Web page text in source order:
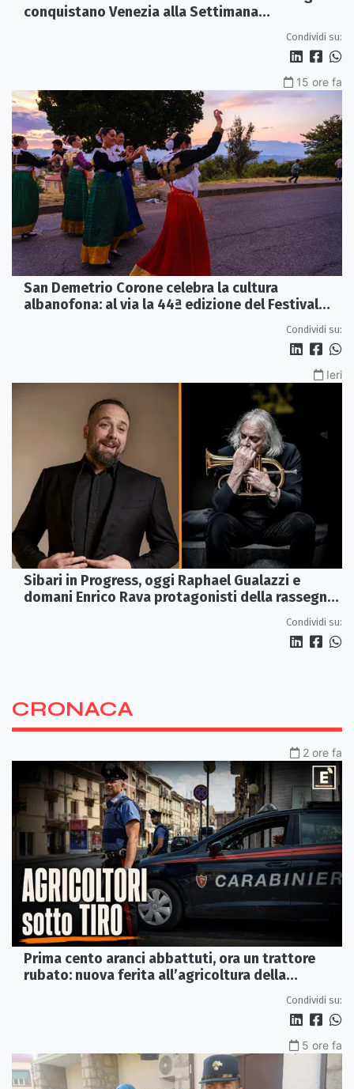
conquistano Venezia alla Settimana
Condividi su:
15 ore fa
San Demetrio Corone celebra la cultura
albanofona: al via la 44ª edizione del Festival
Condividi su:
Ieri
Sibari in Progress, oggi Raphael Gualazzi e
domani Enrico Rava protagonisti della rassegna
Condividi su:
CRONACA
2 ore fa
Prima cento aranci abbattuti, ora un trattore
rubato: nuova ferita all’agricoltura della
Condividi su:
5 ore fa